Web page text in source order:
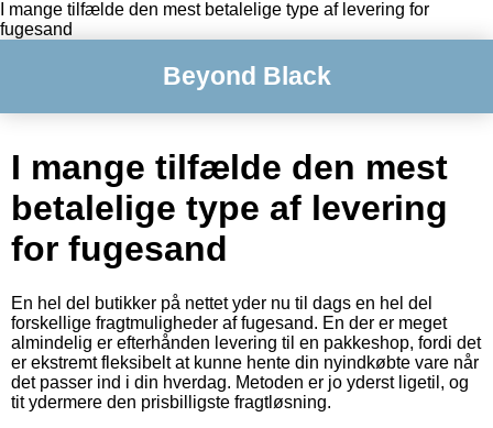
I mange tilfælde den mest betalelige type af levering for
fugesand
Beyond Black
I mange tilfælde den mest
betalelige type af levering
for fugesand
En hel del butikker på nettet yder nu til dags en hel del
forskellige fragtmuligheder af fugesand. En der er meget
almindelig er efterhånden levering til en pakkeshop, fordi det
er ekstremt fleksibelt at kunne hente din nyindkøbte vare når
det passer ind i din hverdag. Metoden er jo yderst ligetil, og
tit ydermere den prisbilligste fragtløsning.